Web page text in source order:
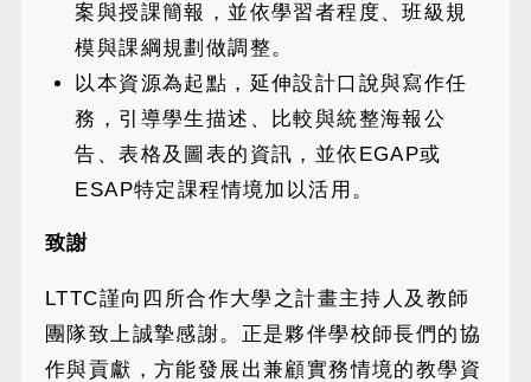
案與授課簡報，並依學習者程度、班級規
模與課綱規劃做調整。
以本資源為起點，延伸設計口說與寫作任
務，引導學生描述、比較與統整海報公
告、表格及圖表的資訊，並依EGAP或
ESAP特定課程情境加以活用。
致謝
LTTC謹向四所合作大學之計畫主持人及教師
團隊致上誠摯感謝。正是夥伴學校師長們的協
作與貢獻，方能發展出兼顧實務情境的教學資